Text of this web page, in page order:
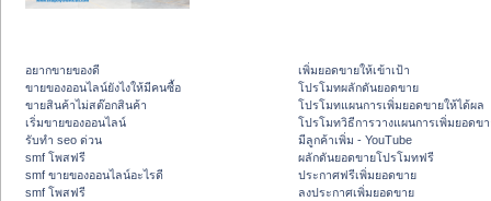
อยากขายของดี
ขายของออนไลน์ยังไงให้มีคนซื้อ
ขายสินค้าไม่สต๊อกสินค้า
เริ่มขายของออนไลน์
รับทำ seo ด่วน
smf โพสฟรี
smf ขายของออนไลน์อะไรดี
smf โพสฟรี
เพิ่มยอดขายให้เข้าเป้า
โปรโมทผลักดันยอดขาย
โปรโมทแผนการเพิ่มยอดขายให้ได้ผล
โปรโมทวิธีการวางแผนการเพิ่มยอดข
มีลูกค้าเพิ่ม - YouTube
ผลักดันยอดขายโปรโมทฟรี
ประกาศฟรีเพิ่มยอดขาย
ลงประกาศเพิ่มยอดขาย